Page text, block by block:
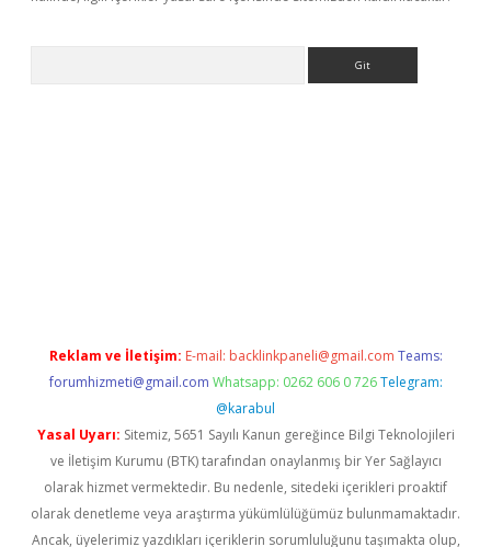
Reklam ve İletişim: E-mail: backlinkpaneli@gmail.com Teams:
forumhizmeti@gmail.com Whatsapp: 0262 606 0 726 Telegram:
@karabul
Yasal Uyarı: Sitemiz, 5651 Sayılı Kanun gereğince Bilgi Teknolojileri
ve İletişim Kurumu (BTK) tarafından onaylanmış bir Yer Sağlayıcı
olarak hizmet vermektedir. Bu nedenle, sitedeki içerikleri proaktif
olarak denetleme veya araştırma yükümlülüğümüz bulunmamaktadır.
Ancak, üyelerimiz yazdıkları içeriklerin sorumluluğunu taşımakta olup,